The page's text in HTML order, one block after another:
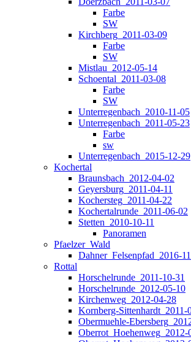
Farbe
SW
Kirchberg_2011-03-09
Farbe
SW
Mistlau_2012-05-14
Schoental_2011-03-08
Farbe
SW
Unterregenbach_2010-11-05
Unterregenbach_2011-05-23
Farbe
sw
Unterregenbach_2015-12-29
Kochertal
Braunsbach_2012-04-02
Geyersburg_2011-04-11
Kochersteg_2011-04-22
Kochertalrunde_2011-06-02
Stetten_2010-10-11
Panoramen
Pfaelzer_Wald
Dahner_Felsenpfad_2016-
Rottal
Horschelrunde_2011-10-31
Horschelrunde_2012-05-10
Kirchenweg_2012-04-28
Kornberg-Sittenhardt_2011-
Obermuehle-
Oberrot_Hoehenweg_2012-